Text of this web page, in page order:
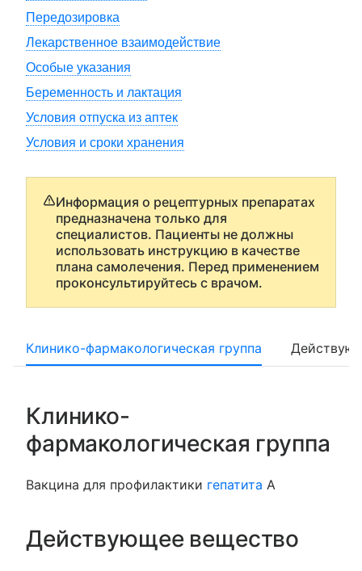
Передозировка
Лекарственное взаимодействие
Особые указания
Беременность и лактация
Условия отпуска из аптек
Условия и сроки хранения
Информация о рецептурных препаратах
предназначена только для
специалистов. Пациенты не должны
использовать инструкцию в качестве
плана самолечения. Перед применением
проконсультируйтесь с врачом.
Клинико-фармакологическая группа
Клинико-
фармакологическая группа
Вакцина для профилактики гепатита А
Действующее вещество